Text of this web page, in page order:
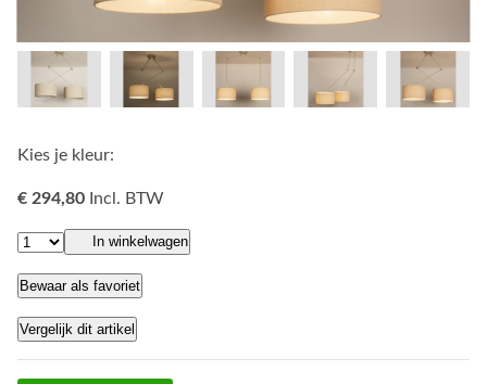
Kies je kleur:
€ 294,80 Incl. BTW
In winkelwagen
Bewaar als favoriet
Vergelijk dit artikel